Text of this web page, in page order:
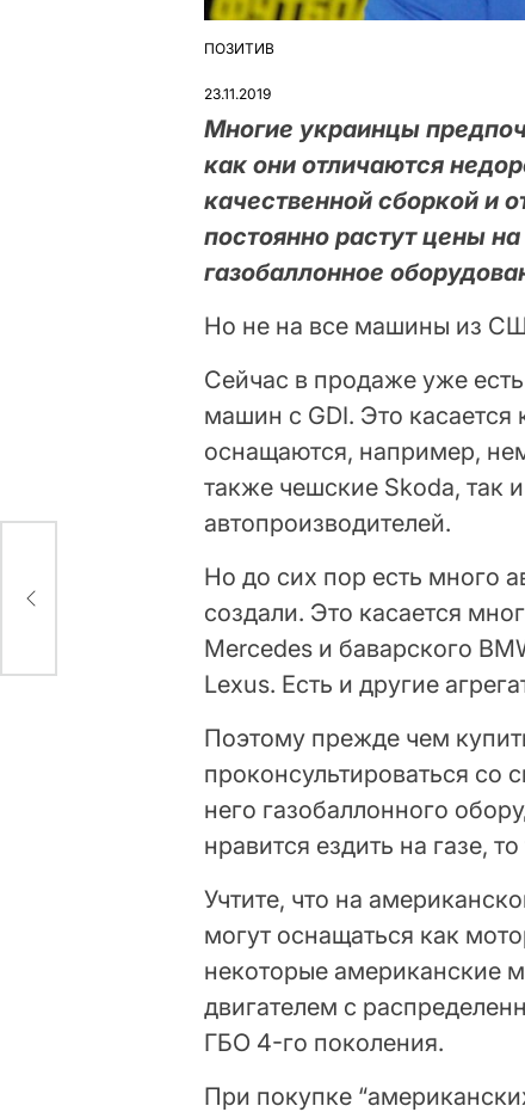
ОПУБЛІКУВАТИ
ПОЗИТИВ
23.11.2019
Многие украинцы
как они отличаются
качественной сборкой и
постоянно растут цены
газобаллонное
Но не на все машины из
Сейчас в продаже уже
машин с GDI. Это
оснащаются, например,
также чешские Skoda, так
автопроизводителей.
Но до сих пор есть много
создали. Это касается
Mercedes и баварского
Lexus. Есть и другие
Поэтому прежде чем
проконсультироваться со
него газобаллонного
нравится ездить на газе,
Учтите, что на
могут оснащаться как
некоторые американские
двигателем с
ГБО 4-го поколения.
При покупке